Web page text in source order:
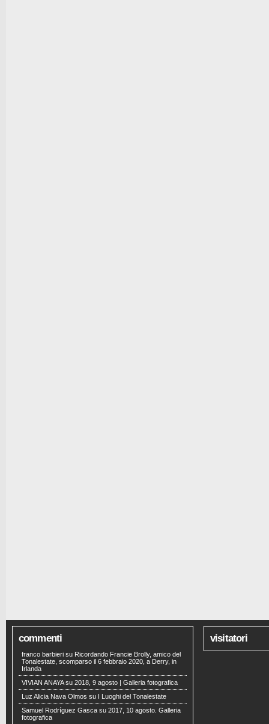
commenti
franco barbieri su Ricordando Francie Brolly, amico del
Tonalestate, scomparso il 6 febbraio 2020, a Derry, in
Irlanda
VIVIAN ANAYAsu 2018, 9 agosto | Galleria fotografica
Luz Alicia Nava Olmos su
I Luoghi del Tonalestate
Samuel Rodríguez Gasca su 2017, 10 agosto. Galleria
fotografica
visitatori